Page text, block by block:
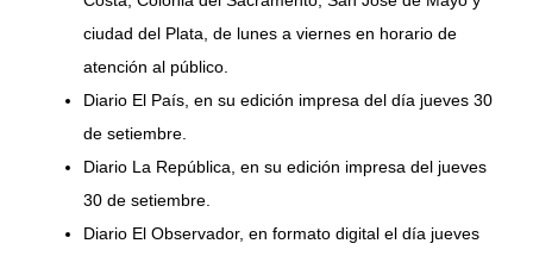
ciudad del Plata, de lunes a viernes en horario de
atención al público.
Diario El País, en su edición impresa del día jueves 30
de setiembre.
Diario La República, en su edición impresa del jueves
30 de setiembre.
Diario El Observador, en formato digital el día jueves